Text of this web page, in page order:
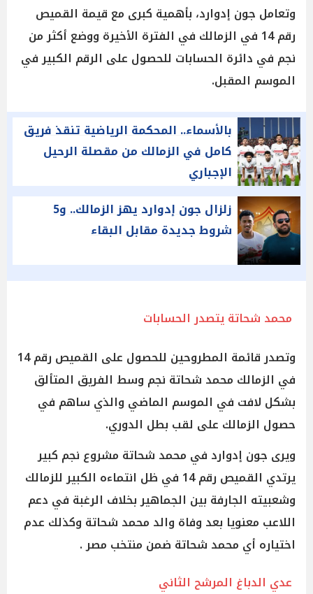
وتعامل جون إدوارد، بأهمية كبرى مع قيمة القميص
رقم 14 في الزمالك في الفترة الأخيرة ووضع أكثر من
نجم في دائرة الحسابات للحصول على الرقم الكبير في
الموسم المقبل.
بالأسماء.. المحكمة الرياضية تنقذ فريق
كامل في الزمالك من مقصلة الرحيل
الإجباري
زلزال جون إدوارد يهز الزمالك.. و5
شروط جديدة مقابل البقاء
محمد شحاتة يتصدر الحسابات
وتصدر قائمة المطروحين للحصول على القميص رقم 14
في الزمالك محمد شحاتة نجم وسط الفريق المتألق
بشكل لافت في الموسم الماضي والذي ساهم في
حصول الزمالك على لقب بطل الدوري.
ويرى جون إدوارد في محمد شحاتة مشروع نجم كبير
يرتدي القميص رقم 14 في ظل انتماءه الكبير للزمالك
وشعبيته الجارفة بين الجماهير بخلاف الرغبة في دعم
اللاعب معنويا بعد وفاة والد محمد شحاتة وكذلك عدم
اختياره أي محمد شحاتة ضمن منتخب مصر .
عدي الدباغ المرشح الثاني